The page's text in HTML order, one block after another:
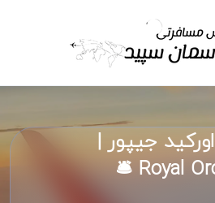
جیپور |
Royal